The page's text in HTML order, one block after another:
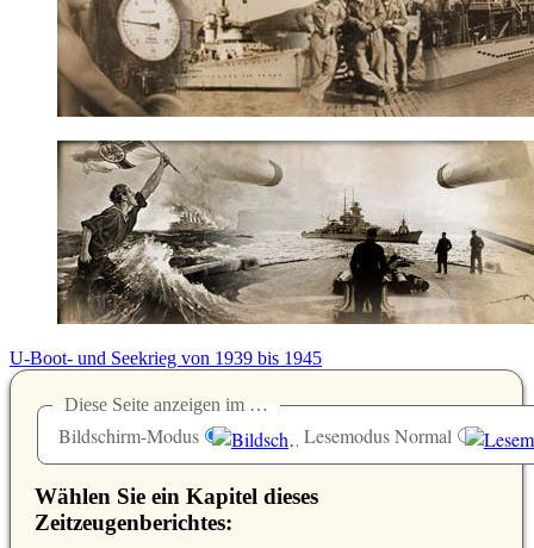
U-Boot- und Seekrieg von 1939 bis 1945
Diese Seite anzeigen im …
Bildschirm-Modus Lesemodus Normal
Wählen Sie ein Kapitel dieses
Zeitzeugenberichtes: